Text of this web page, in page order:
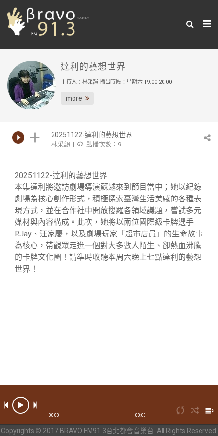
達利的藝想世界
主持人：林采韻 播出時段：星期六 19:00-20:00
more
00:00 00:00
Copyrights © 2017 BRAVO FM91.3台北都會音樂台. All Rights Reserved.
20251122-達利的藝想世界
林采韻 | 點播次數：9
20251122-達利的藝想世界
本集達利將邀訪劇場導演蘇越來到節目當中；她以紀錄
劇場為核心創作形式，積極探索臺灣生活美感的各種表
現方式，並在合作社中開放搜羅各領域議題，嘗試多元
媒材與內容構成。此次，她將以兩位國際級卡牌選手
RJay、汪家慶，以及劇場玩家「超市店員」的生命故事
為核心，帶觀眾走進一個對大多數人陌生、卻熱血沸騰
的卡牌文化圈！請準時收聽本周六晚上七點達利的藝想
世界！